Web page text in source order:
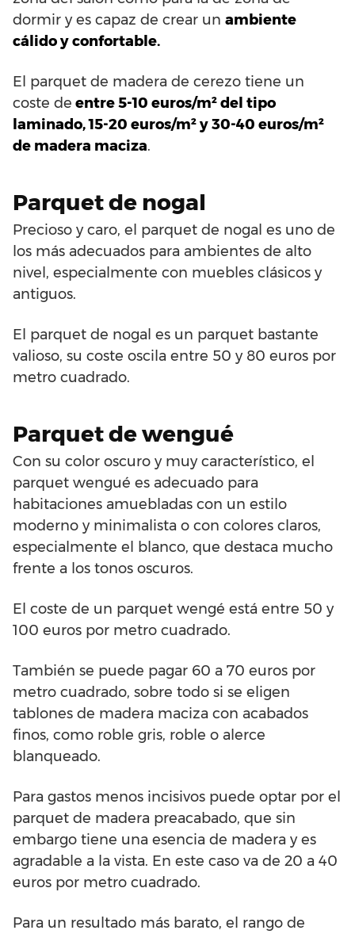
dormir y es capaz de crear un ambiente
cálido y confortable.
El parquet de madera de cerezo tiene un
coste de entre 5-10 euros/m² del tipo
laminado, 15-20 euros/m² y 30-40 euros/m²
de madera maciza.
Parquet de nogal
Precioso y caro, el parquet de nogal es uno de
los más adecuados para ambientes de alto
nivel, especialmente con muebles clásicos y
antiguos.
El parquet de nogal es un parquet bastante
valioso, su coste oscila entre 50 y 80 euros por
metro cuadrado.
Parquet de wengué
Con su color oscuro y muy característico, el
parquet wengué es adecuado para
habitaciones amuebladas con un estilo
moderno y minimalista o con colores claros,
especialmente el blanco, que destaca mucho
frente a los tonos oscuros.
El coste de un parquet wengé está entre 50 y
100 euros por metro cuadrado.
También se puede pagar 60 a 70 euros por
metro cuadrado, sobre todo si se eligen
tablones de madera maciza con acabados
finos, como roble gris, roble o alerce
blanqueado.
Para gastos menos incisivos puede optar por el
parquet de madera preacabado, que sin
embargo tiene una esencia de madera y es
agradable a la vista. En este caso va de 20 a 40
euros por metro cuadrado.
Para un resultado más barato, el rango de